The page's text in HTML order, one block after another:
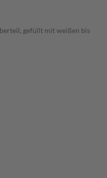
gefüllt mit weißen bis